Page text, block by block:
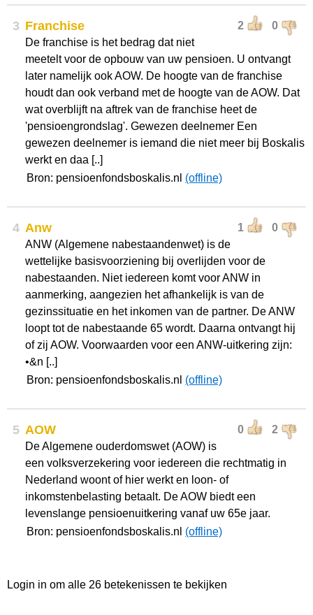
3 2 0
Franchise
De franchise is het bedrag dat niet
meetelt voor de opbouw van uw pensioen. U ontvangt
later namelijk ook AOW. De hoogte van de franchise
houdt dan ook verband met de hoogte van de AOW. Dat
wat overblijft na aftrek van de franchise heet de
'pensioengrondslag'. Gewezen deelnemer Een
gewezen deelnemer is iemand die niet meer bij Boskalis
werkt en daa [..]
Bron: pensioenfondsboskalis.nl (offline)
4 1 0
Anw
ANW (Algemene nabestaandenwet) is de
wettelijke basisvoorziening bij overlijden voor de
nabestaanden. Niet iedereen komt voor ANW in
aanmerking, aangezien het afhankelijk is van de
gezinssituatie en het inkomen van de partner. De ANW
loopt tot de nabestaande 65 wordt. Daarna ontvangt hij
of zij AOW. Voorwaarden voor een ANW-uitkering zijn:
•&n [..]
Bron: pensioenfondsboskalis.nl (offline)
5 0 2
AOW
De Algemene ouderdomswet (AOW) is
een volksverzekering voor iedereen die rechtmatig in
Nederland woont of hier werkt en loon- of
inkomstenbelasting betaalt. De AOW biedt een
levenslange pensioenuitkering vanaf uw 65e jaar.
Bron: pensioenfondsboskalis.nl (offline)
Login in om alle 26 betekenissen te bekijken